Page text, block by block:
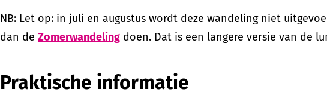
NB: Let op: in juli en augustus wordt deze wandeling niet
dan deZomerwandeling doen. Dat is een langere versie van de
Praktische informatie